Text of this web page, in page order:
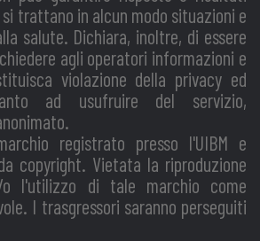
trattano in alcun modo situazioni e
salute. Dichiara, inoltre, di essere
agli operatori informazioni e
violazione della privacy ed
ad usufruire del servizio,
registrato presso l'UIBM e
copyright. Vietata la riproduzione
o l'utilizzo di tale marchio come
I trasgressori saranno perseguiti